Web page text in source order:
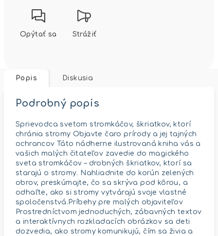
Opýtať sa Strážiť
Popis Diskusia
Podrobný popis
Sprievodca svetom stromkáčov, škriatkov, ktorí
chránia stromy Objavte čaro prírody a jej tajných
ochrancov Táto nádherne ilustrovaná kniha vás a
vašich malých čitateľov zavedie do magického
sveta stromkáčov – drobných škriatkov, ktorí sa
starajú o stromy. Nahliadnite do korún zelených
obrov, preskúmajte, čo sa skrýva pod kôrou, a
odhaľte, ako si stromy vytvárajú svoje vlastné
spoločenstvá.Príbehy pre malých objaviteľov
Prostredníctvom jednoduchých, zábavných textov
a interaktívnych rozkladacích obrázkov sa deti
dozvedia, ako stromy komunikujú, čím sa živia a